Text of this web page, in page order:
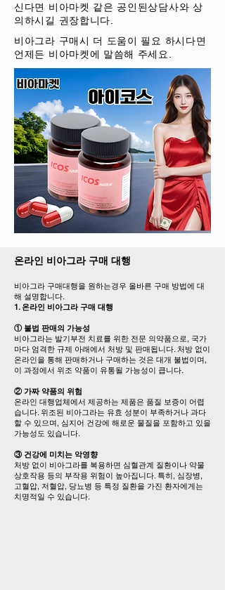
신다면 비아마켓 같은 공인된상담사와 상
의하시길 권장합니다.
비아그라 구매시 더 도움이 필요 하시다면
언제든 비아마켓에 말씀해 주세요.
온라인 비아그라 구매 대행
비아그라 구매대행을 원하는경우 올바른 구매 방법에 대
해 설명합니다.
1. 온라인 비아그라 구매 대행
① 불법 판매의 가능성
비아그라는 발기부전 치료를 위한 전문 의약품으로, 국가
마다 엄격한 규제 아래에서 처방 및 판매됩니다. 처방 없이
온라인을 통해 판매하거나 구매하는 것은 대개 불법이며,
이 과정에서 위조 약품이 유통될 가능성이 큽니다.
② 가짜 약품의 위험
온라인 대행업체에서 제공하는 제품은 품질 보증이 어렵
습니다. 위조된 비아그라는 유효 성분이 부족하거나 과다
할 수 있으며, 심지어 건강에 해로운 물질을 포함하고 있을
가능성도 있습니다.
③ 건강에 미치는 악영향
처방 없이 비아그라를 복용하면 심혈관계 질환이나 약물
상호작용 등의 부작용 위험이 높아집니다. 특히, 심장병,
고혈압, 저혈압, 당뇨병 등 특정 질환을 가진 환자에게는
치명적일 수 있습니다.